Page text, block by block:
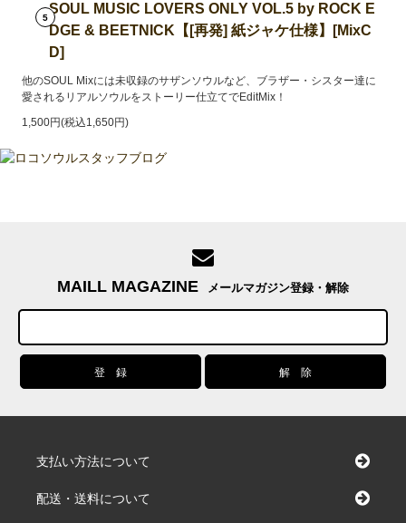
5
SOUL MUSIC LOVERS ONLY VOL.5 by ROCK E
DGE & BEETNICK【[再発] 紙ジャケ仕様】[MixC
D]
他のSOUL Mixには未収録のサザンソウルなど、ブラザー・シスター達に
愛されるリアルソウルをストーリー仕立てでEditMix！
1,500円(税込1,650円)
MAILL MAGAZINE メールマガジン登録・解除
支払い方法について
配送・送料について